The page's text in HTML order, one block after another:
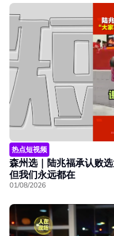
热点短视频
森州选｜陆兆福承认败
但我们永远都在
01/08/2026